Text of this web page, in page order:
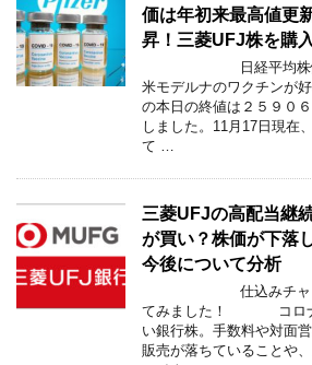
価は年初来最高値更
昇！三菱UFJ株を購
日経平均株価は２
米モデルナのワクチン
の本日の終値は２５９０
しました。11月17日現在
て …
三菱UFJの高配当継
が買い？株価が下落
今後について分析
仕込みチャンス
てみました！ コロナ
い銀行株。手数料や対面
販売が落ちていることや